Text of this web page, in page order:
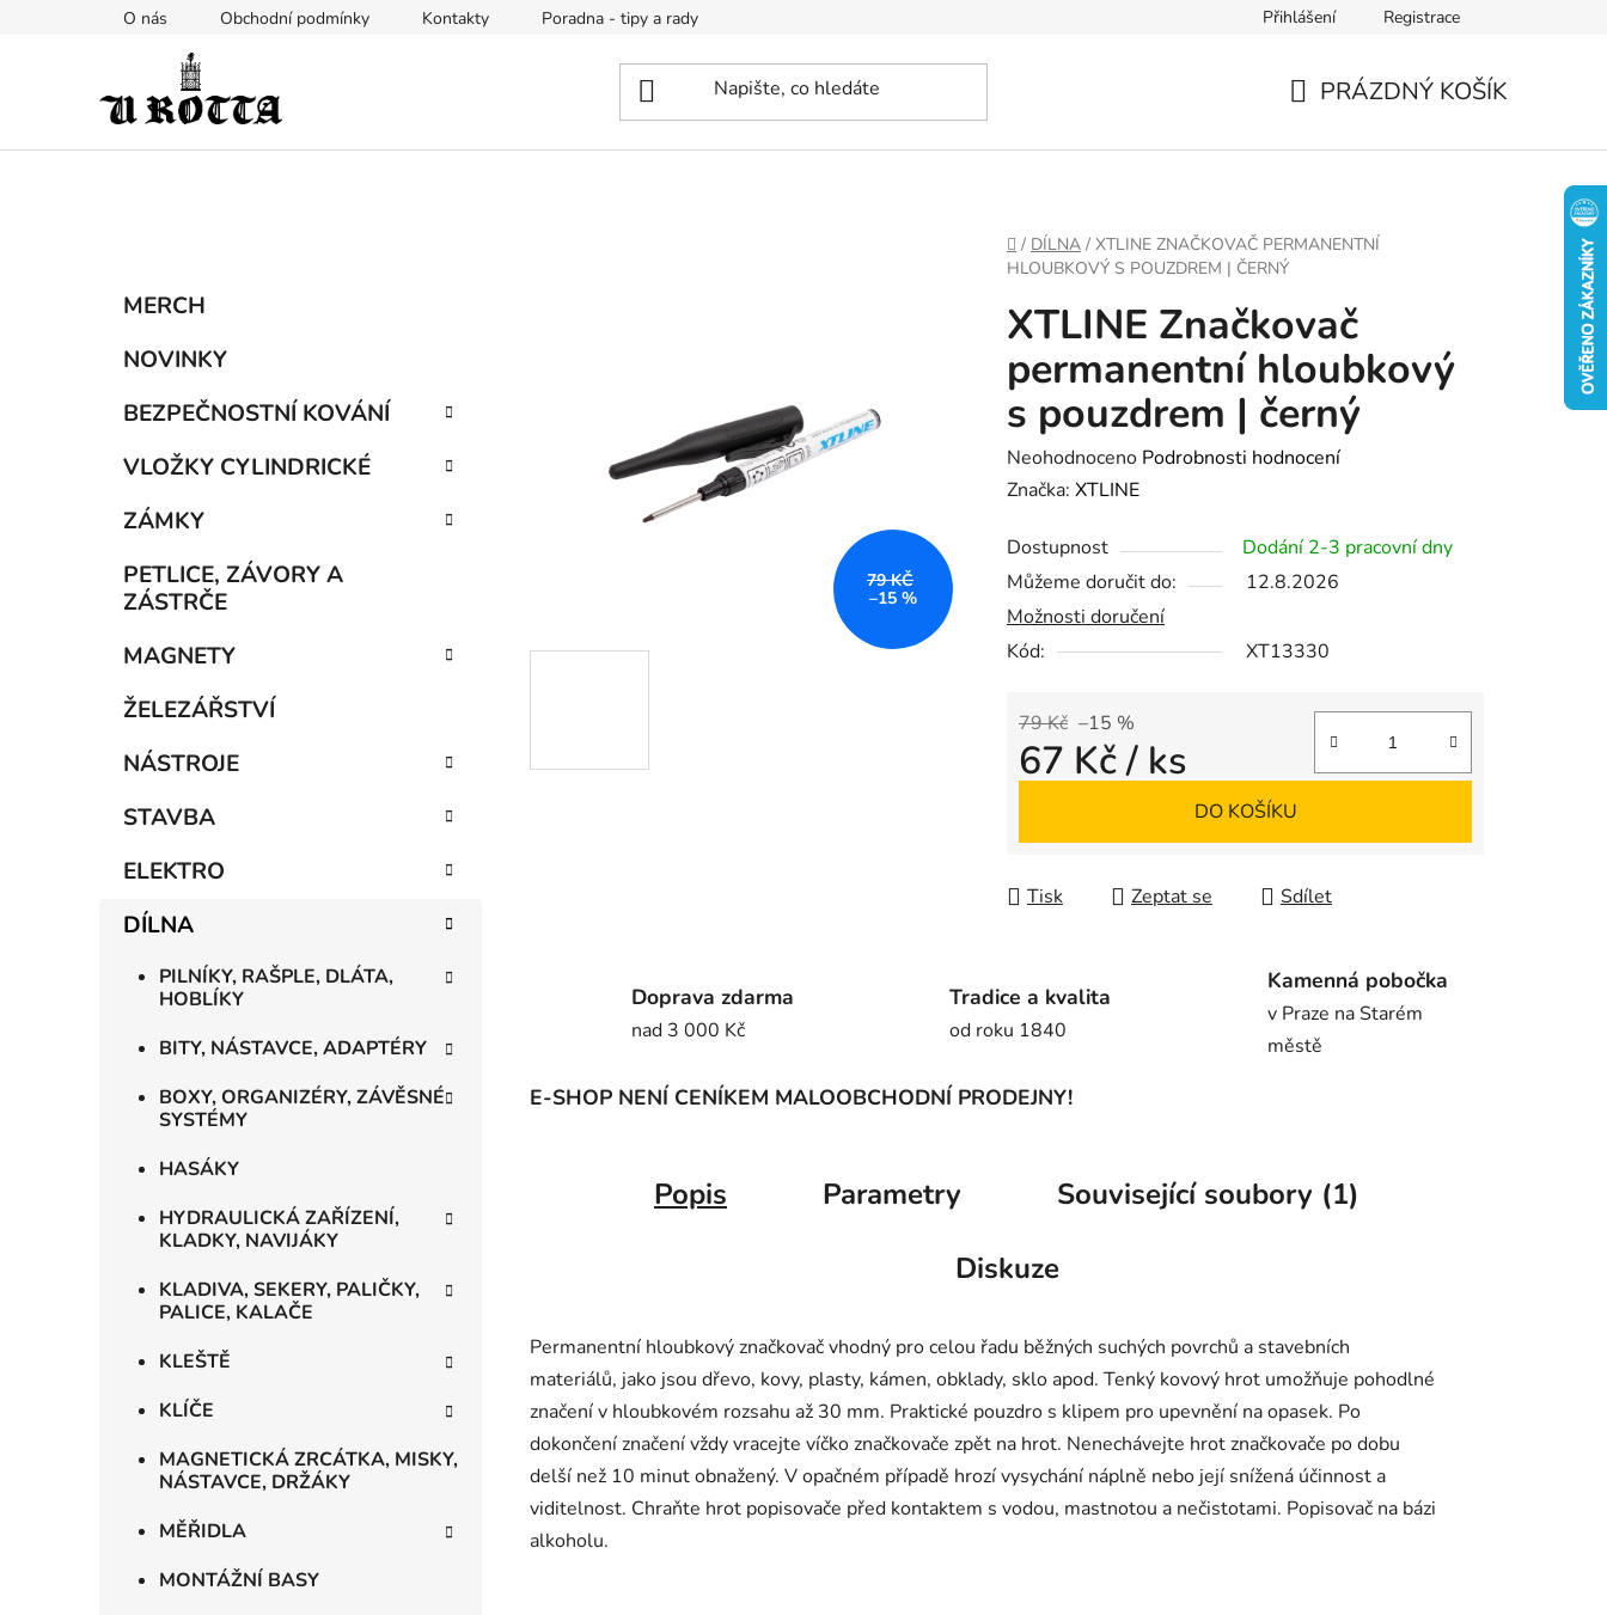
O nás Obchodní podmínky Kontakty Poradna - tipy a rady Přihlášení Registrace
PRÁZDNÝ KOŠÍK
DOMŮ
/ DÍLNA / XTLINE ZNAČKOVAČ PERMANENTNÍ
HLOUBKOVÝ S POUZDREM | ČERNÝ
Přeskočit
kategorie
MERCH
NOVINKY
BEZPEČNOSTNÍ KOVÁNÍ
VLOŽKY CYLINDRICKÉ
ZÁMKY
PETLICE, ZÁVORY A
ZÁSTRČE
MAGNETY
ŽELEZÁŘSTVÍ
NÁSTROJE
STAVBA
ELEKTRO
DÍLNA
PILNÍKY, RAŠPLE, DLÁTA,
HOBLÍKY
BITY, NÁSTAVCE, ADAPTÉRY
BOXY, ORGANIZÉRY, ZÁVĚSNÉ
SYSTÉMY
HASÁKY
HYDRAULICKÁ ZAŘÍZENÍ,
KLADKY, NAVIJÁKY
KLADIVA, SEKERY, PALIČKY,
PALICE, KALAČE
KLEŠTĚ
KLÍČE
MAGNETICKÁ ZRCÁTKA, MISKY,
NÁSTAVCE, DRŽÁKY
MĚŘIDLA
MONTÁŽNÍ BASY
XTLINE Značkovač
permanentní hloubkový
s pouzdrem | černý
Průměrné
hodnocení
je
0,0
z
5
Neohodnoceno Podrobnosti hodnocení
Značka: XTLINE
Dostupnost
Dodání 2-3 pracovní dny
Můžeme doručit do:
12.8.2026
Možnosti doručení
Kód:
XT13330
79 Kč –15 %
67 Kč/ ks
DO KOŠÍKU
Tisk Zeptat se Sdílet
79 KČ
–15 %
Doprava zdarma
nad 3 000 Kč
Tradice a kvalita
od roku 1840
Kamenná pobočka
v Praze na Starém
městě
E-SHOP NENÍ CENÍKEM MALOOBCHODNÍ PRODEJNY!
Popis Parametry
Související soubory (1)
Diskuze
Permanentní hloubkový značkovač vhodný pro celou řadu běžných suchých povrchů a stavebních
materiálů, jako jsou dřevo, kovy, plasty, kámen, obklady, sklo apod. Tenký kovový hrot umožňuje pohodlné
značení v hloubkovém rozsahu až 30 mm. Praktické pouzdro s klipem pro upevnění na opasek. Po
dokončení značení vždy vracejte víčko značkovače zpět na hrot. Nenechávejte hrot značkovače po dobu
delší než 10 minut obnažený. V opačném případě hrozí vysychání náplně nebo její snížená účinnost a
viditelnost. Chraňte hrot popisovače před kontaktem s vodou, mastnotou a nečistotami. Popisovač na bázi
alkoholu.